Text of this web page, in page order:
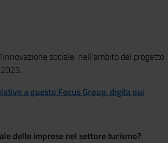
sociale, nell'ambito del progetto
a questo Focus Group, digita qui
delle imprese nel settore turismo?